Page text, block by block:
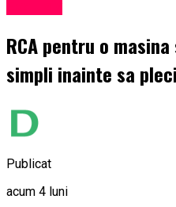
RCA pentru o
simpli inainte sa
Publicat
acum 4 luni